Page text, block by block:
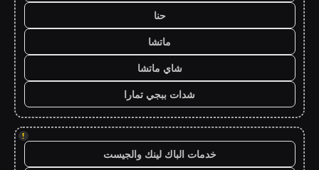
حنا
ماتشا
شاي ماتشا
شدات ببجي تمارا
!
خدمات الباك لينك والجيست